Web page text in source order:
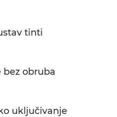
tinti
bez obruba
uključivanje